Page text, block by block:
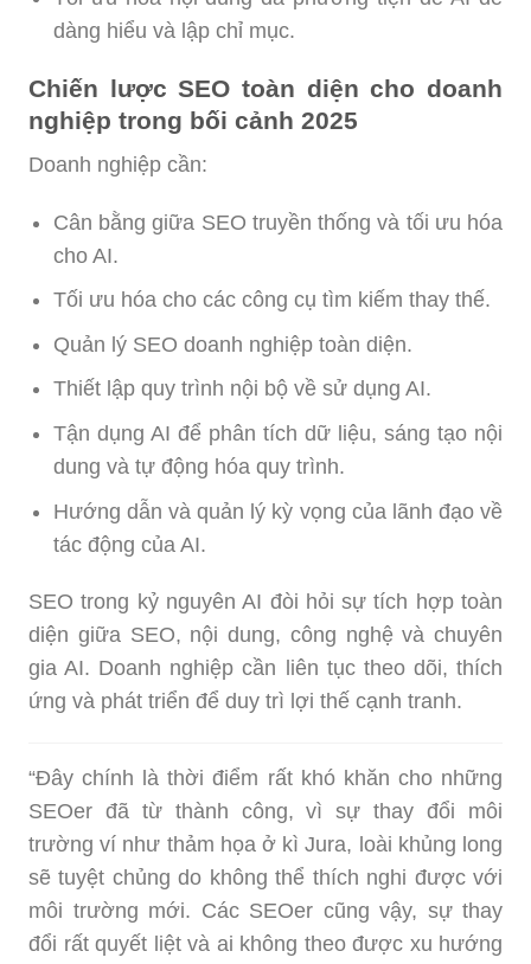
dàng hiểu và lập chỉ mục.
Chiến lược SEO toàn diện cho doanh
nghiệp trong bối cảnh 2025
Doanh nghiệp cần:
Cân bằng giữa SEO truyền thống và tối ưu hóa
cho AI.
Tối ưu hóa cho các công cụ tìm kiếm thay thế.
Quản lý SEO doanh nghiệp toàn diện.
Thiết lập quy trình nội bộ về sử dụng AI.
Tận dụng AI để phân tích dữ liệu, sáng tạo nội
dung và tự động hóa quy trình.
Hướng dẫn và quản lý kỳ vọng của lãnh đạo về
tác động của AI.
SEO trong kỷ nguyên AI đòi hỏi sự tích hợp toàn
diện giữa SEO, nội dung, công nghệ và chuyên
gia AI. Doanh nghiệp cần liên tục theo dõi, thích
ứng và phát triển để duy trì lợi thế cạnh tranh.
“Đây chính là thời điểm rất khó khăn cho những
SEOer đã từ thành công, vì sự thay đổi môi
trường ví như thảm họa ở kì Jura, loài khủng long
sẽ tuyệt chủng do không thể thích nghi được với
môi trường mới. Các SEOer cũng vậy, sự thay
đổi rất quyết liệt và ai không theo được xu hướng